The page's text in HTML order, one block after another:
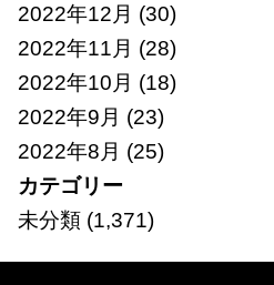
2022年12月 (30)
2022年11月 (28)
2022年10月 (18)
2022年9月 (23)
2022年8月 (25)
カテゴリー
未分類(1,371)